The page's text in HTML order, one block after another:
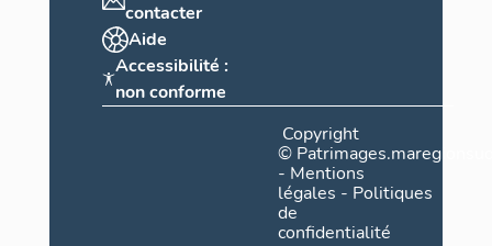
contacter
Aide
Accessibilité :
non conforme
Copyright
©
- Mentions
légales - Politiques
de
confidentialité